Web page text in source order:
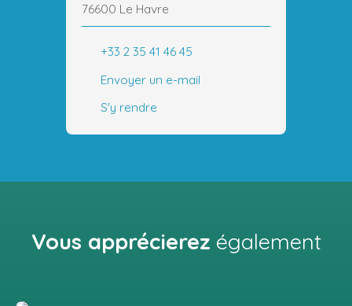
76600 Le Havre
+33 2 35 41 46 45
Envoyer un e-mail
S'y rendre
Vous apprécierez également